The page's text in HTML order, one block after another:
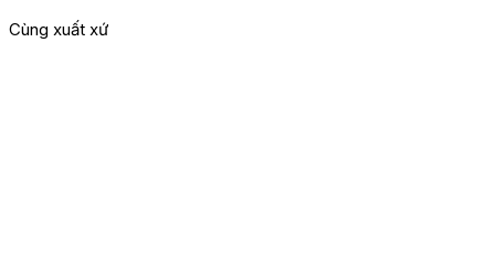
Cùng xuất xứ